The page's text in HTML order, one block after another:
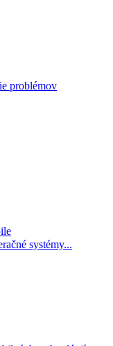
problémov
systémy...